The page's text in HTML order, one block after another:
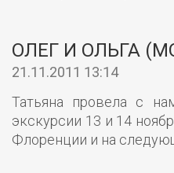
ОЛЕГ И ОЛЬГА
21.11.2011 13:14
Татьяна провела с
экскурсии 13 и 14
Флоренции и на